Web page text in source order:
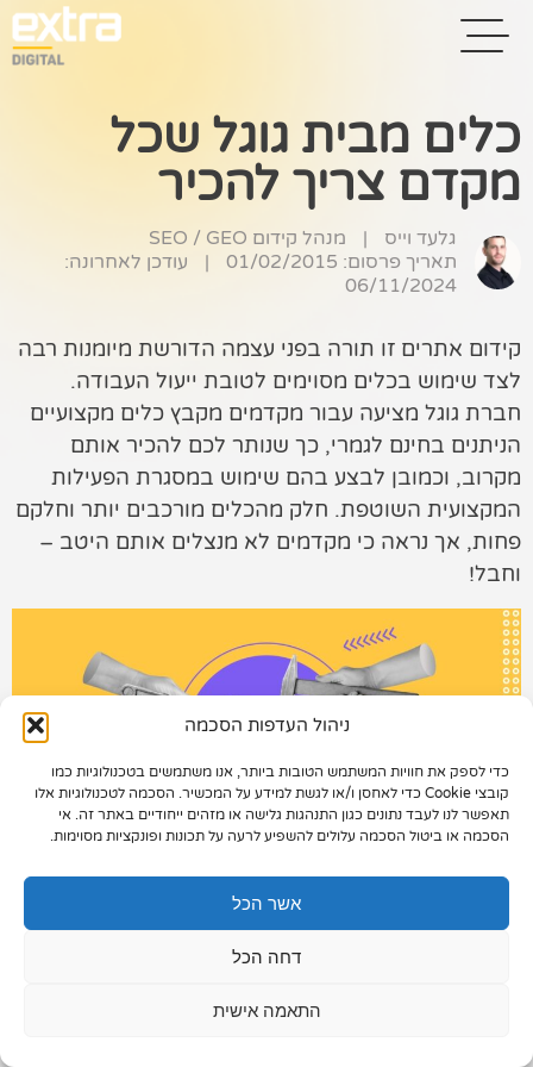
ניהול העדפות הסכמה
כדי לספק את חוויות המשתמש הטובות ביותר, אנו משתמשים בטכנולוגיות כמו
קובצי Cookie כדי לאחסן ו/או לגשת למידע על המכשיר. הסכמה לטכנולוגיות אלו
תאפשר לנו לעבד נתונים כגון התנהגות גלישה או מזהים ייחודיים באתר זה. אי
הסכמה או ביטול הסכמה עלולים להשפיע לרעה על תכונות ופונקציות מסוימות.
אשר הכל
דחה הכל
התאמה אישית
בית
בניית אתרים
קידום אתרים
פרסום בגוגל
רשתות חברתיות
שיווק לאתרי
סחר
קייס סטאדי
תיק עבודות
צור קשר
073-7028000
הפלד 7, חולון
info@extra.co.il
כלים מבית גוגל שכל
מקדם צריך להכיר
גלעד וייס |
מנהל קידום SEO / GEO
תאריך פרסום: 01/02/2015
|
עודכן לאחרונה:
06/11/2024
קידום אתרים זו תורה בפני עצמה הדורשת מיומנות רבה
לצד שימוש בכלים מסוימים לטובת ייעול העבודה.
חברת גוגל מציעה עבור מקדמים מקבץ כלים מקצועיים
הניתנים בחינם לגמרי, כך שנותר לכם להכיר אותם
מקרוב, וכמובן לבצע בהם שימוש במסגרת הפעילות
המקצועית השוטפת. חלק מהכלים מורכבים יותר וחלקם
פחות, אך נראה כי מקדמים לא מנצלים אותם היטב –
וחבל!
אז בואו נראה מהי הרשימה הפותחת וכיצד תוכלו לנצל
את הכלים האלה לטובת קידום נוח ופשוט יותר: